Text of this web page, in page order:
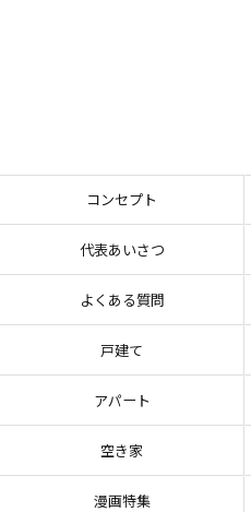
コンセプト
代表あいさつ
よくある質問
戸建て
アパート
空き家
漫画特集